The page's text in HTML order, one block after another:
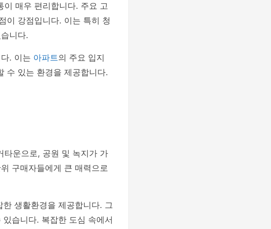
이 매우 편리합니다. 주요 고
이 강점입니다. 이는 특히 청
니다.
. 이는 아파트의 주요 입지
수 있는 환경을 제공합니다.
타운으로, 공원 및 녹지가 가
구매자들에게 큰 매력으로
생활환경을 제공합니다. 그
습니다. 복잡한 도심 속에서